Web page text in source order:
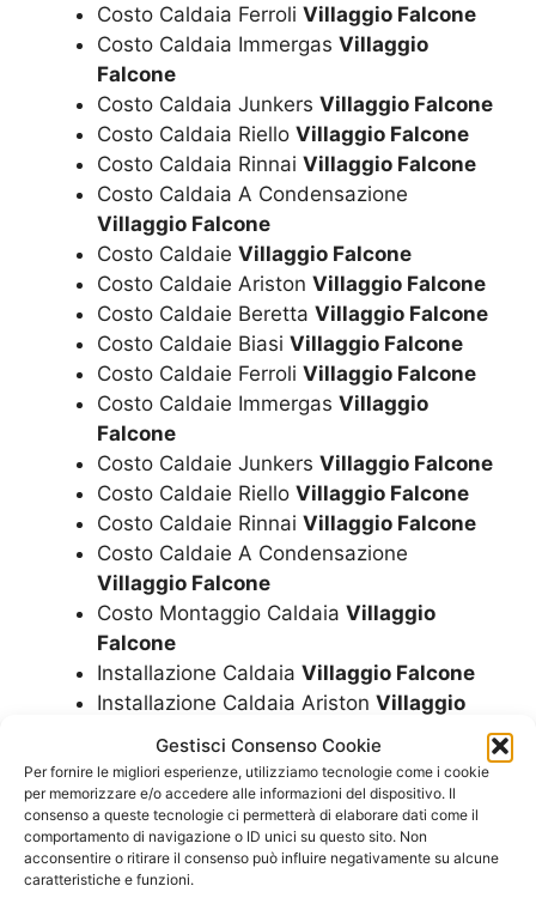
Gestisci Consenso Cookie
Per fornire le migliori esperienze, utilizziamo tecnologie come i cookie
per memorizzare e/o accedere alle informazioni del dispositivo. Il
consenso a queste tecnologie ci permetterà di elaborare dati come il
comportamento di navigazione o ID unici su questo sito. Non
acconsentire o ritirare il consenso può influire negativamente su alcune
caratteristiche e funzioni.
Costo Caldaia Ferroli Villaggio Falcone
Costo Caldaia Immergas Villaggio
Falcone
Costo Caldaia Junkers Villaggio Falcone
Costo Caldaia Riello Villaggio Falcone
Costo Caldaia Rinnai Villaggio Falcone
Costo Caldaia A Condensazione
Villaggio Falcone
Costo Caldaie Villaggio Falcone
Costo Caldaie Ariston Villaggio Falcone
Costo Caldaie Beretta Villaggio Falcone
Costo Caldaie Biasi Villaggio Falcone
Costo Caldaie Ferroli Villaggio Falcone
Costo Caldaie Immergas Villaggio
Falcone
Costo Caldaie Junkers Villaggio Falcone
Costo Caldaie Riello Villaggio Falcone
Costo Caldaie Rinnai Villaggio Falcone
Costo Caldaie A Condensazione
Villaggio Falcone
Costo Montaggio Caldaia Villaggio
Falcone
Installazione Caldaia Villaggio Falcone
Installazione Caldaia Ariston Villaggio
Installazione Caldaia Beretta Villaggio
Falcone
Installazione Caldaia BiasiVillaggio
Falcone
Installazione Caldaia Ferroli